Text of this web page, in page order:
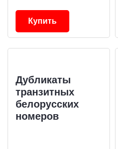
Купить
Дубликаты
транзитных
белорусских
номеров